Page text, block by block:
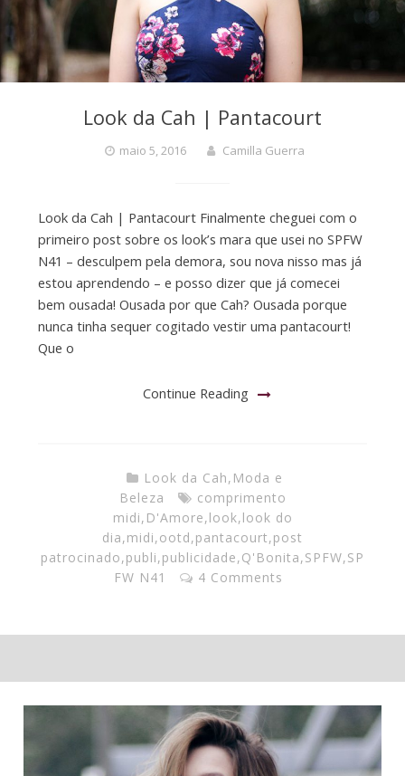
Look da Cah | Pantacourt
maio 5, 2016 Camilla Guerra
Look da Cah | Pantacourt Finalmente cheguei com o
primeiro post sobre os look’s mara que usei no SPFW
N41 – desculpem pela demora, sou nova nisso mas já
estou aprendendo – e posso dizer que já comecei
bem ousada! Ousada por que Cah? Ousada porque
nunca tinha sequer cogitado vestir uma pantacourt!
Que o
Continue Reading
Look da Cah, Moda e
Beleza
comprimento
midi, D'Amore,look,look do
dia,midi,ootd,pantacourt,post
patrocinado,publi,publicidade,Q'Bonita,SPFW,SP
FW N41
4 Comments